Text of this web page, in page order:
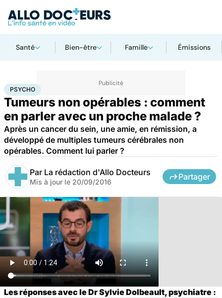
Santé Bien-être Famille Émissions
AccueilBien-être
PSYCHO
Tumeurs non opérables : comment
en parler avec un proche malade ?
Après un cancer du sein, une amie, en rémission, a
développé de multiples tumeurs cérébrales non
opérables. Comment lui parler ?
Par La rédaction d'Allo Docteurs
Mis à jour le 20/09/2016
Partager
Les réponses avec le Dr Sylvie Dolbeault, psychiatre :